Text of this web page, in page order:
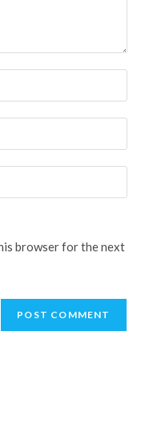
browser for the next